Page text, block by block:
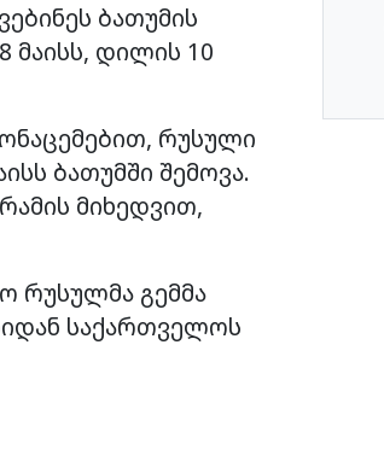
ბათუმის
მაისს, დილის 10
რუსული
ბათუმში შემოვა.
მიხედვით,
რუსულმა გემმა
საქართველოს